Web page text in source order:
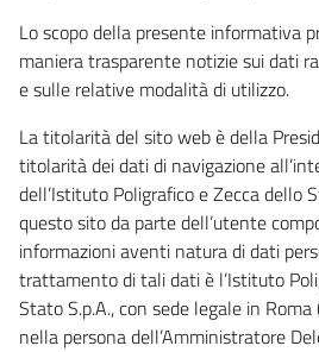
Lo scopo della presente informativa
maniera trasparente notizie sui dati
e sulle relative modalità di utilizzo.
La titolarità del sito web è della
titolarità dei dati di navigazione
dell’Istituto Poligrafico e Zecca dello
questo sito da parte dell’utente
informazioni aventi natura di dati
trattamento di tali dati è l’Istituto
Stato S.p.A., con sede legale in
nella persona dell’Amministratore